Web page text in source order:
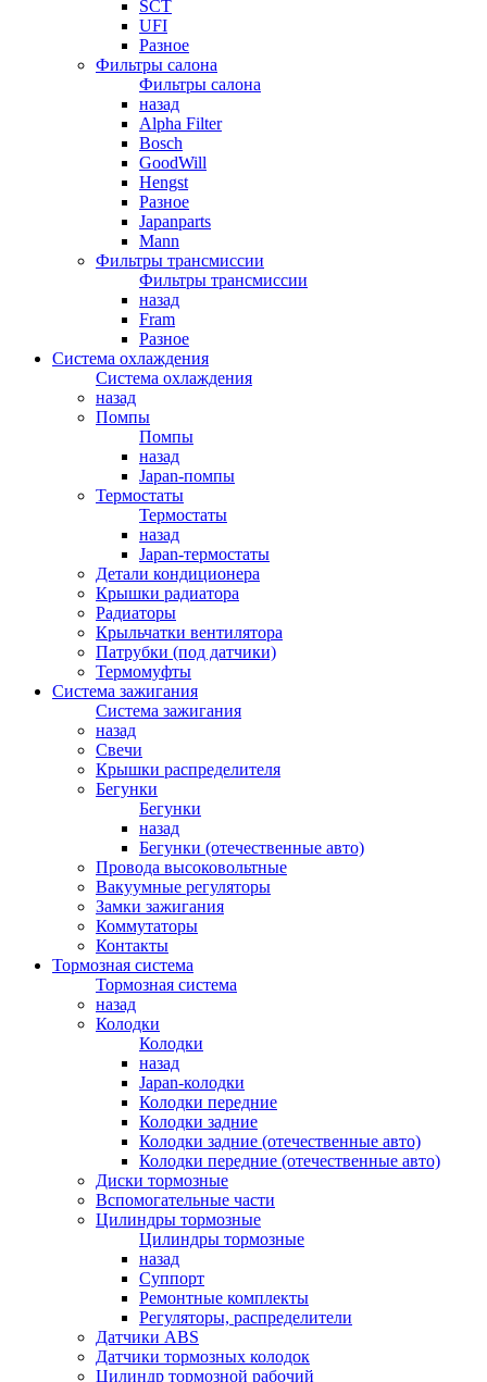
SCT
UFI
Разное
Фильтры салона
Фильтры салона
назад
Alpha Filter
Bosch
GoodWill
Hengst
Разное
Japanparts
Mann
Фильтры трансмиссии
Фильтры трансмиссии
назад
Fram
Разное
Система охлаждения
Система охлаждения
назад
Помпы
Помпы
назад
Japan-помпы
Термостаты
Термостаты
назад
Japan-термостаты
Детали кондиционера
Крышки радиатора
Радиаторы
Крыльчатки вентилятора
Патрубки (под датчики)
Термомуфты
Система зажигания
Система зажигания
назад
Свечи
Крышки распределителя
Бегунки
Бегунки
назад
Бегунки (отечественные авто)
Провода высоковольтные
Вакуумные регуляторы
Замки зажигания
Коммутаторы
Контакты
Тормозная система
Тормозная система
назад
Колодки
Колодки
назад
Japan-колодки
Колодки передние
Колодки задние
Колодки задние (отечественные авто)
Колодки передние (отечественные авто)
Диски тормозные
Вспомогательные части
Цилиндры тормозные
Цилиндры тормозные
назад
Суппорт
Ремонтные комплекты
Регуляторы, распределители
Датчики ABS
Датчики тормозных колодок
Цилиндр тормозной рабочий